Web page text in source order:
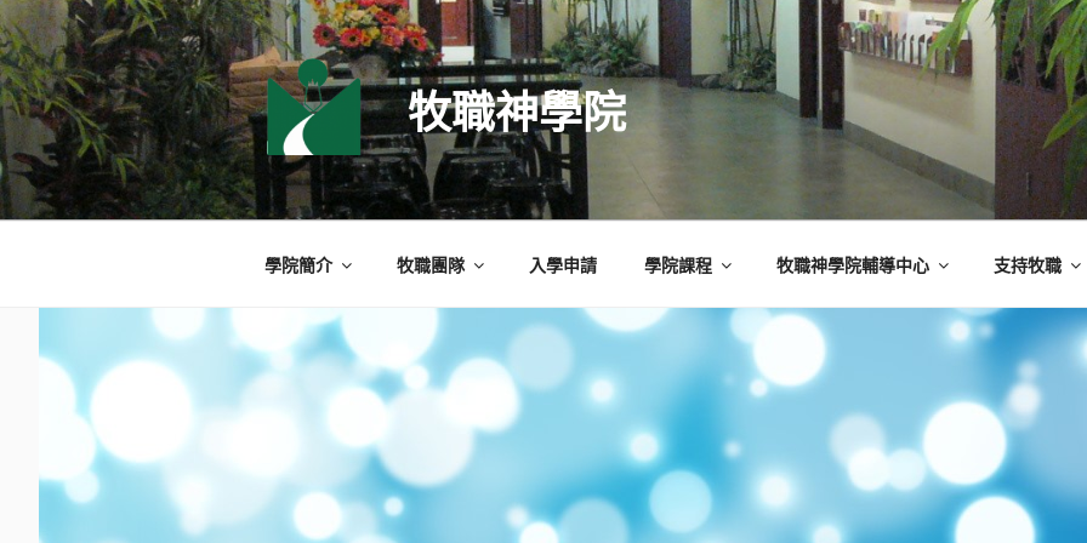
跳
至
主
要
內
容
牧職神學院
學院簡介 牧職團隊 入學申請 學院課程 牧職神學院輔導中心 支持牧職